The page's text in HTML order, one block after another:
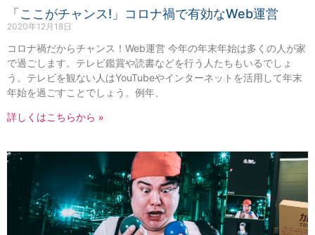
「ここがチャンス!」コロナ禍で有効なWeb運営
2020年12月18日
コロナ禍だからチャンス！Web運営 今年の年末年始は多くの人が家
で過ごします。テレビ鑑賞や読書などを行う人たちもいるでしょ
う。テレビを観ない人はYouTubeやインターネットを活用して年末
年始を過ごすことでしょう。例年、
詳しくはこちらから »